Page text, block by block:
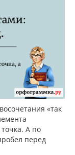
«так
А по
перед